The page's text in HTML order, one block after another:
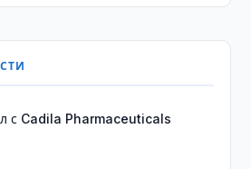
с Cadila Pharmaceuticals